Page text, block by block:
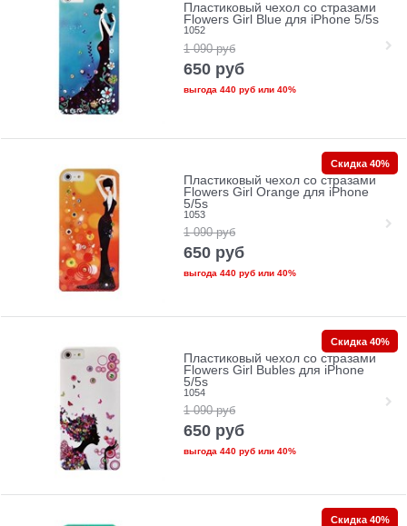
Пластиковый чехол со стразами
Flowers Girl Blue для iPhone 5/5s
1052
1 090 руб
650 руб
выгода 440 рубили 40%
Пластиковый чехол со стразами
Flowers Girl Orange для iPhone
5/5s
1053
1 090 руб
650 руб
выгода 440 рубили 40%
Скидка 40%
Пластиковый чехол со стразами
Flowers Girl Bubles для iPhone
5/5s
1054
1 090 руб
650 руб
выгода 440 рубили 40%
Скидка 40%
Скидка 40%